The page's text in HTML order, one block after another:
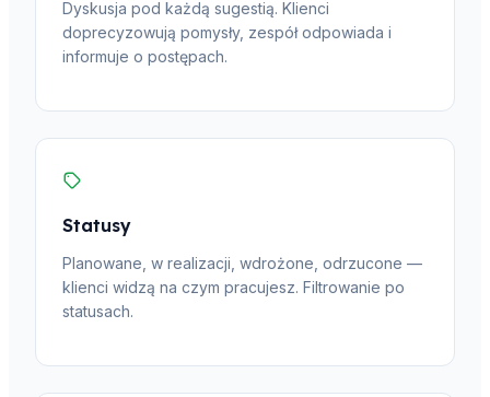
Dyskusja pod każdą sugestią. Klienci
doprecyzowują pomysły, zespół odpowiada i
informuje o postępach.
Statusy
Planowane, w realizacji, wdrożone, odrzucone —
klienci widzą na czym pracujesz. Filtrowanie po
statusach.